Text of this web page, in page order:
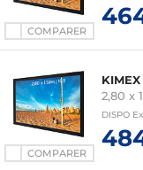
COMPARER
COMPARER
2,80 x
DISPO